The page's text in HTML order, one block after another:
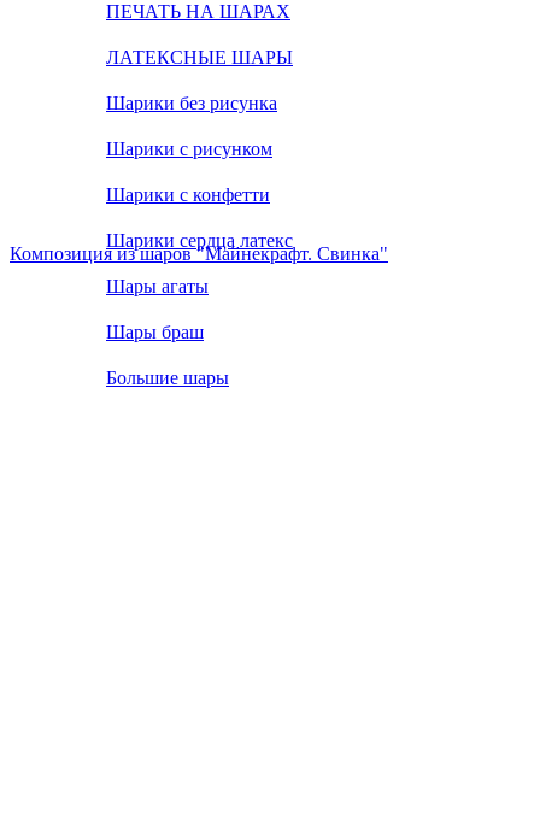
ПЕЧАТЬ НА ШАРАХ
ЛАТЕКСНЫЕ ШАРЫ
Шарики без рисунка
Шарики с рисунком
Шарики с конфетти
Шарики сердца латекс
Шары агаты
Шары браш
Большие шары
Композиция из шаров "Майнекрафт. Свинка"